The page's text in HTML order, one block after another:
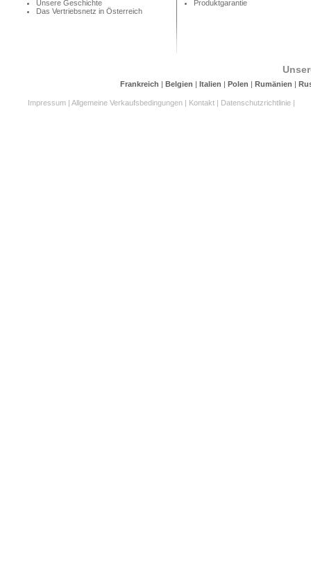
Unsere Geschichte
Das Vertriebsnetz in Österreich
Produktgarantie
Frankreich | Belgien | Italien | Polen | Rumänien |
Impressum | Allgemeine Verkaufsbedingungen | Kontakt | Datenschutzrichtlinie |